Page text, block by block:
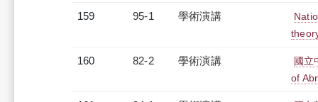
159 95-1 學術演講
160 82-2 學術演講
國
of